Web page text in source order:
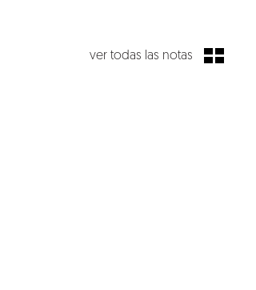
ver todas las notas